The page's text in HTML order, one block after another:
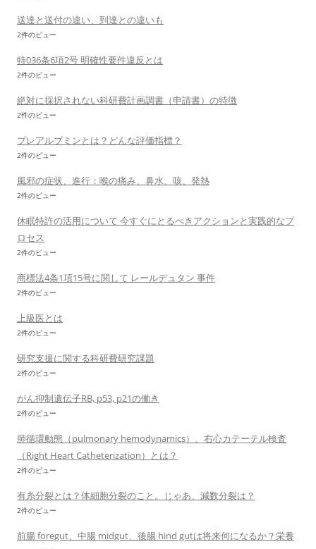
送達と送付の違い、到達との違いも
2件のビュー
特036条6項2号 明確性要件違反とは
2件のビュー
絶対に採択されない科研費計画調書（申請書）の特徴
2件のビュー
プレアルブミンとは？どんな評価指標？
2件のビュー
風邪の症状、進行：喉の痛み、鼻水、咳、発熱
2件のビュー
休眠特許の活用について 今すぐにとるべきアクションと実践的なプ
ロセス
2件のビュー
商標法4条1項15号に関して レールデュタン 事件
2件のビュー
上級医とは
2件のビュー
研究支援に関する科研費研究課題
2件のビュー
がん抑制遺伝子RB, p53, p21の働き
2件のビュー
肺循環動態（pulmonary hemodynamics）、右心カテーテル検査
（Right Heart Catheterization）とは？
2件のビュー
有糸分裂とは？体細胞分裂のこと。じゃあ、減数分裂は？
2件のビュー
前腸 foregut、中腸 midgut、後腸 hind gutは将来何になるか？栄養